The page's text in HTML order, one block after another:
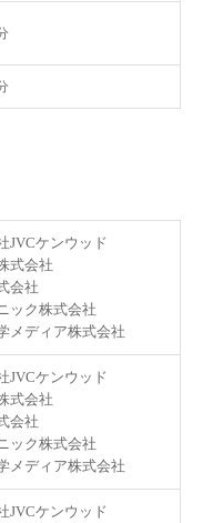
JVCケンウッド
式会社
会社
ック株式会社
メディア株式会社
JVCケンウッド
式会社
会社
ック株式会社
メディア株式会社
JVCケンウッド